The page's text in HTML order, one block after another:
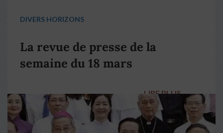
DIVERS HORIZONS
La revue de presse de la
semaine du 18 mars
LIRE PLUS →